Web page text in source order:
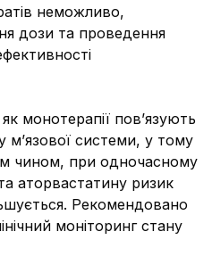
неможливо,
дози та проведення
монотерапії пов’язують
системи, у тому
чином, при одночасному
аторвастатину ризик
Рекомендовано
моніторинг стану